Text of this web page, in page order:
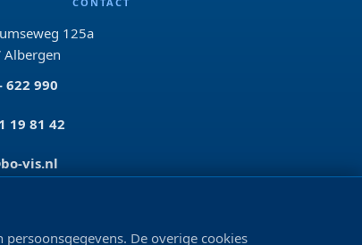
125a
Albergen
622 990
19 81 42
vis.nl
De overige cookies